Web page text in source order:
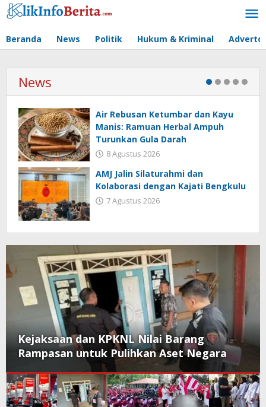
Lewati
ke
Beranda News Politik Hukum & Kriminal
News
Air Rebusan Ketumbar dan Kayu
Manis: Ramuan Herbal Ampuh
Turunkan Gula Darah
8 Agustus 2026
AMJ Jalin Silaturahmi dan
Kolaborasi dengan Kajati Bengkulu
7 Agustus 2026
Kejaksaan dan KPKNL Nilai Barang
Rampasan untuk Pulihkan Aset Negara